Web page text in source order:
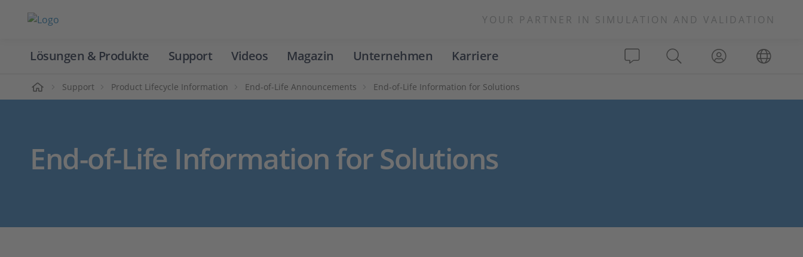
YOUR PARTNER IN SIMULATION AND VALIDATION
Lösungen & Produkte Support Videos Magazin Unternehmen Karriere
Support Product Lifecycle Information End-of-Life Announcements End-of-Life Information for Solutions
End-of-Life Information for Solutions